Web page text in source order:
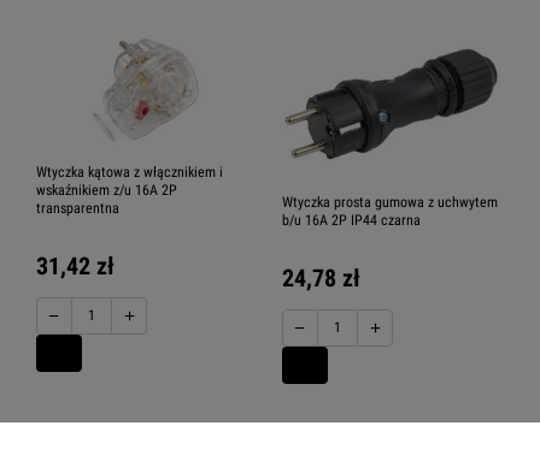
Wtyczka kątowa z włącznikiem i
wskaźnikiem z/u 16A 2P
transparentna
31,42 zł
− +
Wtyczka prosta gumowa z uchwytem
b/u 16A 2P IP44 czarna
24,78 zł
− +